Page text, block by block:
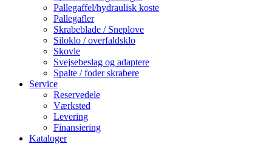
Pallegaffel/hydraulisk koste
Pallegafler
Skrabeblade / Sneplove
Siloklo / overfaldsklo
Skovle
Svejsebeslag og adaptere
Spalte / foder skrabere
Service
Reservedele
Værksted
Levering
Finansiering
Kataloger